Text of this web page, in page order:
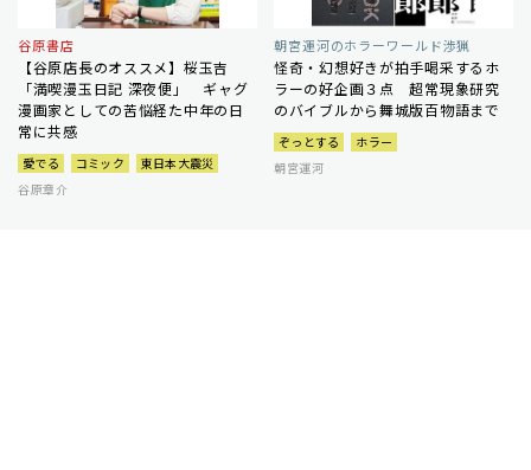
谷原書店
【谷原店長のオススメ】桜玉吉
「満喫漫玉日記 深夜便」 ギャグ
漫画家としての苦悩経た中年の日
常に共感
愛でる コミック
東日本大震災
谷原章介
朝宮運河のホラーワールド渉猟
怪奇・幻想好きが拍手喝采するホ
ラーの好企画３点 超常現象研究
のバイブルから舞城版百物語まで
ぞっとする
ホラー
朝宮運河